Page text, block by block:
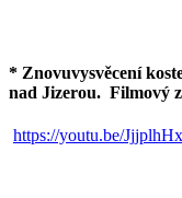
* Znovuvysvěcení
nad Jizerou. Filmový
https://youtu.be/